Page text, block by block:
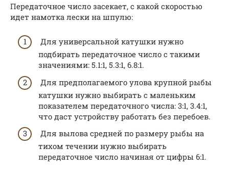
Передаточное число засекает, с какой скоростью
идет намотка лески на шпулю:
Для универсальной катушки нужно
подбирать передаточное число с такими
значениями: 5.1:1, 5.3:1, 6.8:1.
Для предполагаемого улова крупной рыбы
катушки нужно выбирать с маленьким
показателем передаточного числа: 3:1, 3.4:1,
что даст устройству работать без перебоев.
Для вылова средней по размеру рыбы на
тихом течении нужно выбирать
передаточное число начиная от цифры 6:1.